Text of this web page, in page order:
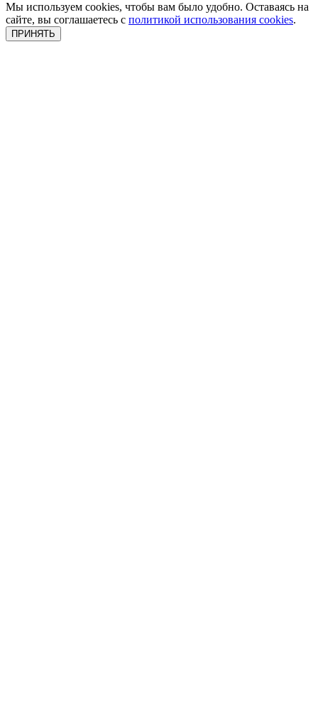
Мы используем cookies, чтобы вам было удобно. Оставаясь на
сайте, вы соглашаетесь с политикой использования cookies.
ПРИНЯТЬ